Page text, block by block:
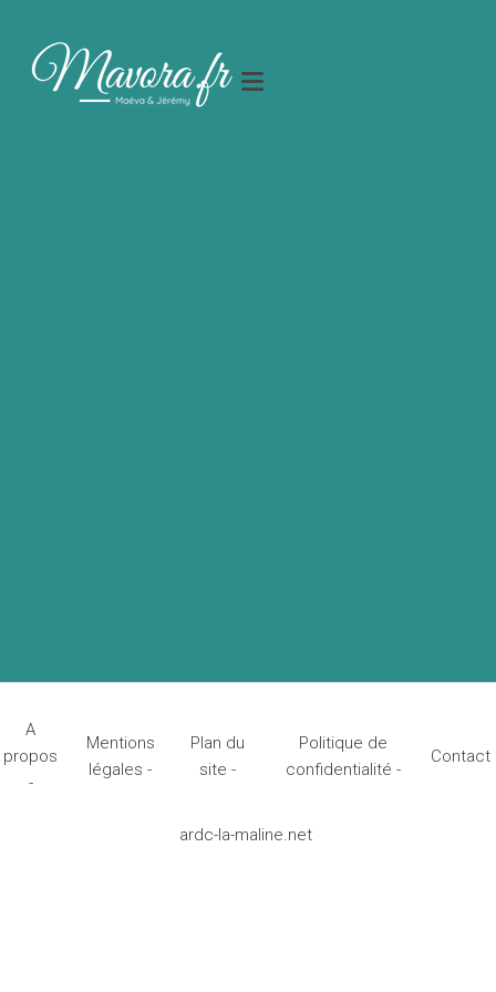
A
propos
-
Mentions
légales -
Plan du
site -
Politique de
confidentialité -
Contact
ardc-la-maline.net